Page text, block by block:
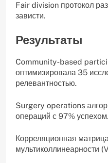
Fair division протокол
зависти.
Результаты
Community-based
оптимизировала 35
релевантностью.
Surgery operations
операций с 97% успехом.
Корреляционная
мультиколлинеарности